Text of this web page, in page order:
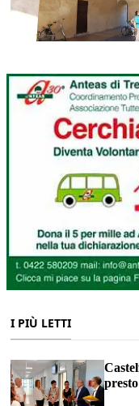
I PIÙ LETTI